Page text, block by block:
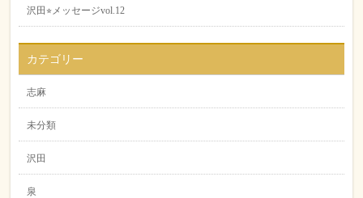
沢田⭐︎メッセージvol.12
カテゴリー
志麻
未分類
沢田
泉